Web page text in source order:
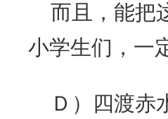
而且，能把
小学生们，一
Ｄ）四渡赤